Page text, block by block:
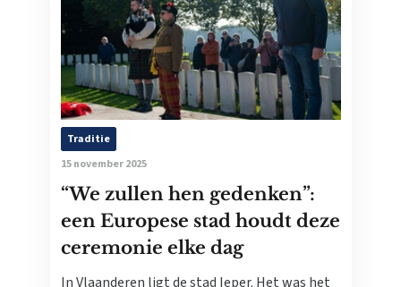
Traditie
15 november 2025
“We zullen hen gedenken”:
een Europese stad houdt deze
ceremonie elke dag
In Vlaanderen ligt de stad Ieper. Het was het